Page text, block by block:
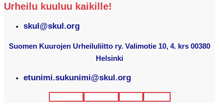
Urheilu kuuluu kaikille!
skul@skul.org
Suomen Kuurojen Urheiluliitto ry. Valimotie 10, 4. krs 00380
Helsinki
etunimi.sukunimi@skul.org